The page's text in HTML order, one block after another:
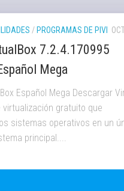
/ PROGRAMAS DE PIVI
7.2.4.170995
Mega
Español Mega Descargar
gratuito que
sistemas operativos en un
principal....